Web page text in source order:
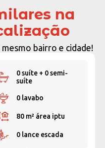
na
bairro e cidade!
0 suíte + 0 semi-
suíte
0 lavabo
80 m² área iptu
0 lance escada